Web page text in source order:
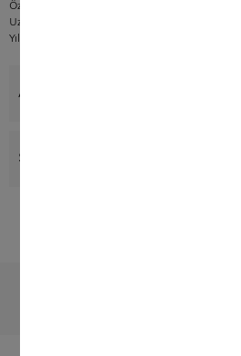
Özel Miele formülü ile etkili temel temizlik
Uzun yıllar güvenilir hizmet için mükemmel bakım
Yılda 3 kez kullanın
Avantajlar
Servis & Destek